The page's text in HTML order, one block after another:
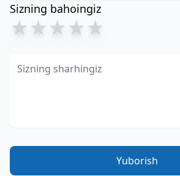
Sizning bahoingiz
★★★★★
Yuborish